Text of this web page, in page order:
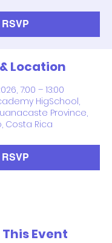
RSVP
Location
7:00 – 13:00
HigSchool,
Province,
Costa Rica
RSVP
Event